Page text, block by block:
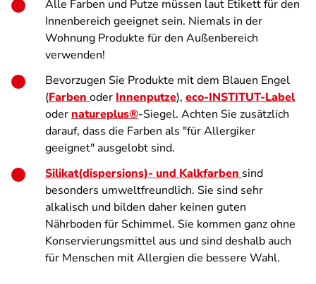
Alle Farben und Putze müssen laut Etikett für den
Innenbereich geeignet sein. Niemals in der
Wohnung Produkte für den Außenbereich
verwenden!
Bevorzugen Sie Produkte mit dem Blauen Engel
(Farben oder Innenputze), eco-INSTITUT-Label
oder natureplus®-Siegel. Achten Sie zusätzlich
darauf, dass die Farben als "für Allergiker
geeignet" ausgelobt sind.
Silikat(dispersions)- und Kalkfarben sind
besonders umweltfreundlich. Sie sind sehr
alkalisch und bilden daher keinen guten
Nährboden für Schimmel. Sie kommen ganz ohne
Konservierungsmittel aus und sind deshalb auch
für Menschen mit Allergien die bessere Wahl.